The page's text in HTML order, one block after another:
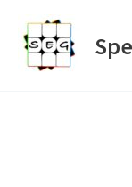
contenido